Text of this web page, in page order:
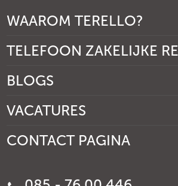
WAAROM TERELLO?
TELEFOON ZAKELIJKE
BLOGS
VACATURES
CONTACT PAGINA